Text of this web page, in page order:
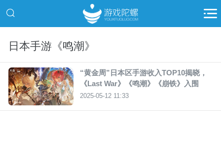
日本手游《鸣潮》
“黄金周”日本区手游收入TOP10揭晓，
《Last War》《鸣潮》《崩铁》入围
2025-05-12 11:33